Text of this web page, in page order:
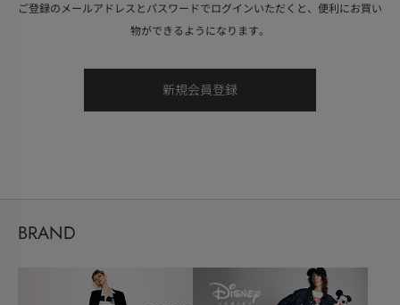
ご登録のメールアドレスとパスワードでログインいただくと、便利にお買い
物ができるようになります。
BRAND